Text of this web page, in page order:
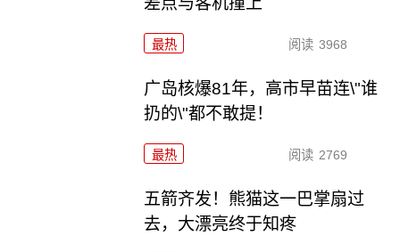
最热 阅读 3968
广岛核爆81年，高市早苗连\"谁
扔的\"都不敢提！
最热 阅读 2769
五箭齐发！熊猫这一巴掌扇过
去，大漂亮终于知疼